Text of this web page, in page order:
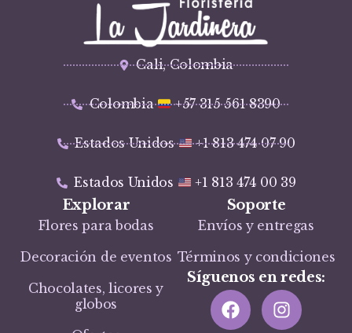
Cali, Colombia
Colombia +57 315 561 8390
Estados Unidos +1 813 474 07 90
Estados Unidos +1 813 474 00 39
Explorar
Flores para bodas
Decoración de eventos
Chocolates, licores y
globos
Soporte
Envíos y entregas
Términos y condiciones
Síguenos en redes: